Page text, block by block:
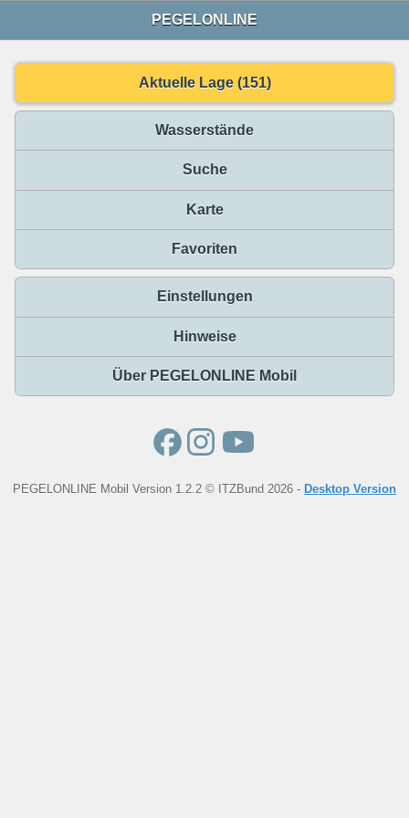
PEGELONLINE
Aktuelle Lage (151)
Wasserstände
Suche
Karte
Favoriten
Einstellungen
Hinweise
Über PEGELONLINE Mobil
PEGELONLINE Mobil Version 1.2.2 © ITZBund 2026 - Desktop Version